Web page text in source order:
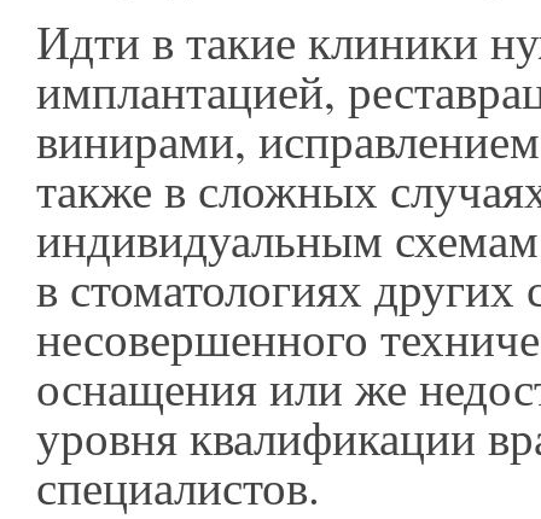
Идти в такие клиники
имплантацией,
винирами,
также в сложных
индивидуальным
в стоматологиях других
несовершенного
оснащения или же
уровня квалификации
специалистов.